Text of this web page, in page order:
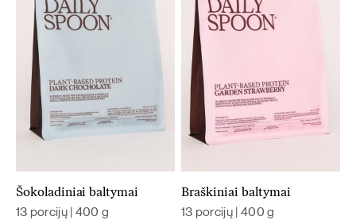
Šokoladiniai baltymai
13 porcijų | 400 g
Braškiniai baltymai
13 porcijų | 400 g